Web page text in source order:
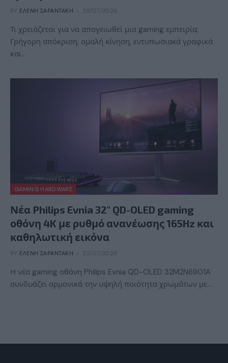
BY ΕΛΈΝΗ ΣΑΡΑΝΤΆΚΗ 28/07/2026
Τι χρειάζεται για να απογειωθεί μια gaming εμπειρία;
Γρήγορη απόκριση, ομαλή κίνηση, εντυπωσιακά γραφικά
και…
GAMING HARDWARE
Νέα Philips Evnia 32″ QD-OLED gaming
οθόνη 4K με ρυθμό ανανέωσης 165Hz και
καθηλωτική εικόνα
BY ΕΛΈΝΗ ΣΑΡΑΝΤΆΚΗ 22/07/2026
Η νέα gaming οθόνη Philips Evnia QD-OLED 32M2N6901A
συνδυάζει αρμονικά την υψηλή ποιότητα χρωμάτων με…